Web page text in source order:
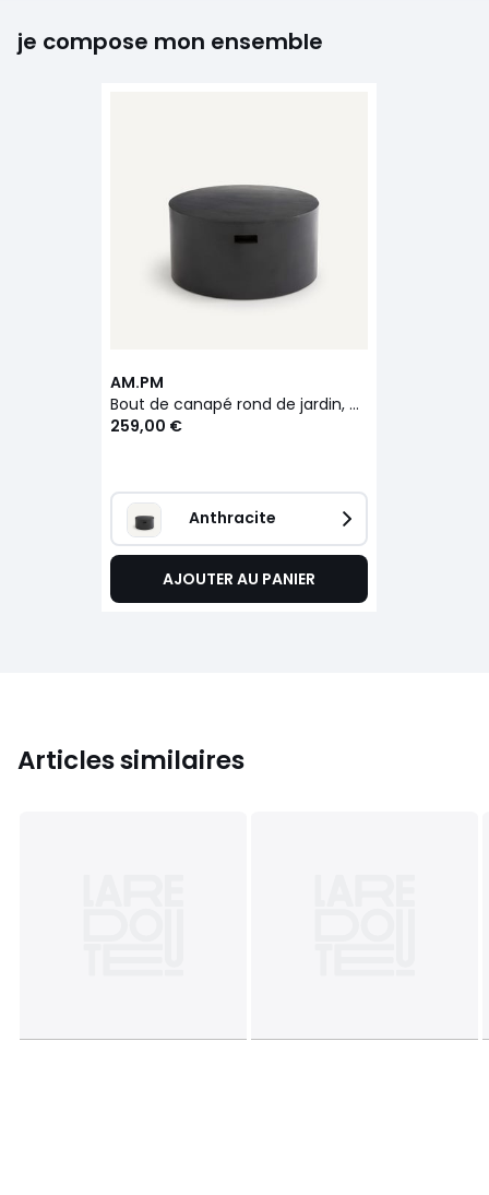
je compose mon ensemble
AM.PM
Bout de canapé rond de jardin, aspect ciment, RASKIN
259,00 €
Anthracite
AJOUTER AU PANIER
Articles similaires